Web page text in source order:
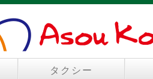
タクシー